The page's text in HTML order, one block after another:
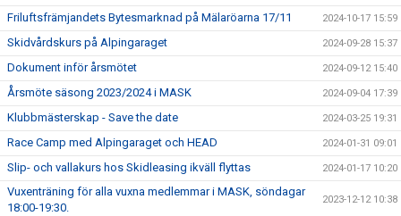
Friluftsfrämjandets Bytesmarknad på Mälaröarna 17/11 2024-10-17 15:59
Skidvårdskurs på Alpingaraget 2024-09-28 15:37
Dokument inför årsmötet 2024-09-12 15:40
Årsmöte säsong 2023/2024 i MASK 2024-09-04 17:39
Klubbmästerskap - Save the date 2024-03-25 19:31
Race Camp med Alpingaraget och HEAD 2024-01-31 09:01
Slip- och vallakurs hos Skidleasing ikväll flyttas 2024-01-17 10:20
Vuxenträning för alla vuxna medlemmar i MASK, söndagar
18:00-19:30.
2023-12-12 10:38